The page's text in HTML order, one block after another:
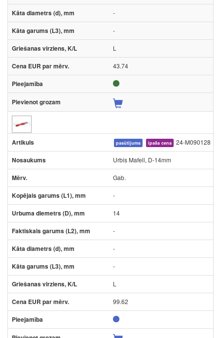
-
-
L
43.74
pasūtījums īpaša cena 24-M090128
Urbis Mafell, D-14mm
Gab.
-
14
-
-
-
L
99.62